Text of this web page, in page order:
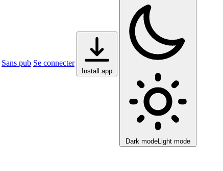
Sans pub Se connecter
Install app
Dark modeLight mode